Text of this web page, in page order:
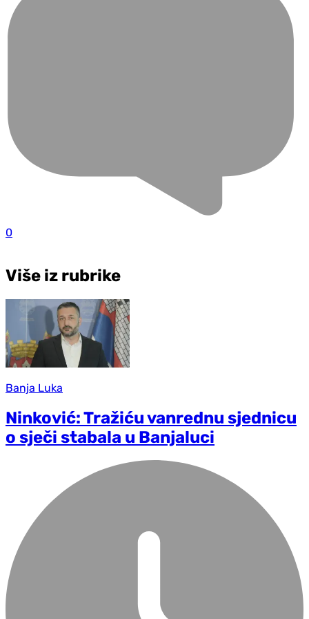
0
Više iz rubrike
Banja Luka
Ninković: Tražiću vanrednu sjednicu
o sječi stabala u Banjaluci